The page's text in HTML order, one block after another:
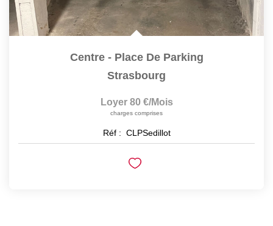
Centre - Place De Parking
Strasbourg
Loyer 80 €/mois
charges comprises
Réf : CLPSedillot